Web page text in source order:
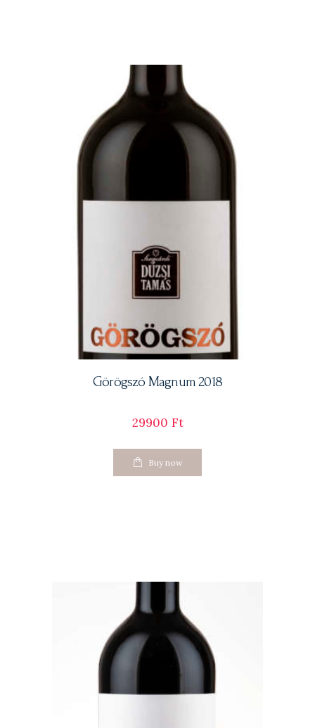
Görögszó Magnum 2018
29900 Ft
Buy now